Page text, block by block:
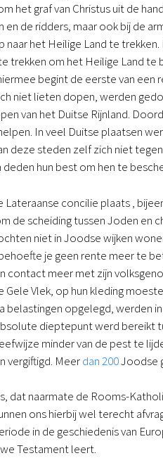
het graf van Christus uit de
en de ridders, maar ook bij de
naar het Heilige Land te
trekken om het Heilige Land te
begint de eerste van
niet lieten dopen, werden
van het Duitse Rijnland.
In veel Duitse plaatsen
deze steden zelf zich niet
hun best om hen te
Lateraanse concilie plaats ,
de scheiding tussen Joden en
niet in Joodse wijken
je geen rente meer te
contact meer met zijn
Vlek, op hun kleding
belastingen opgelegd, werden
dieptepunt werd bereikt
minder van de pest te
vergiftigd. Meerdan 200Joodse
dat naarmate de Rooms-
ons hierbij wel terecht
in de geschiedenis van
Testament leert.